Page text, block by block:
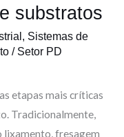
substratos
, Sistemas de
/ Setor PD
etapas mais críticas
Tradicionalmente,
lixamento, fresagem